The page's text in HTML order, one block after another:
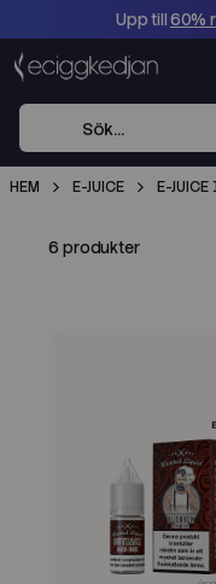
Upp till60%
HEM E-JUICE E-JUICE
6 produkter